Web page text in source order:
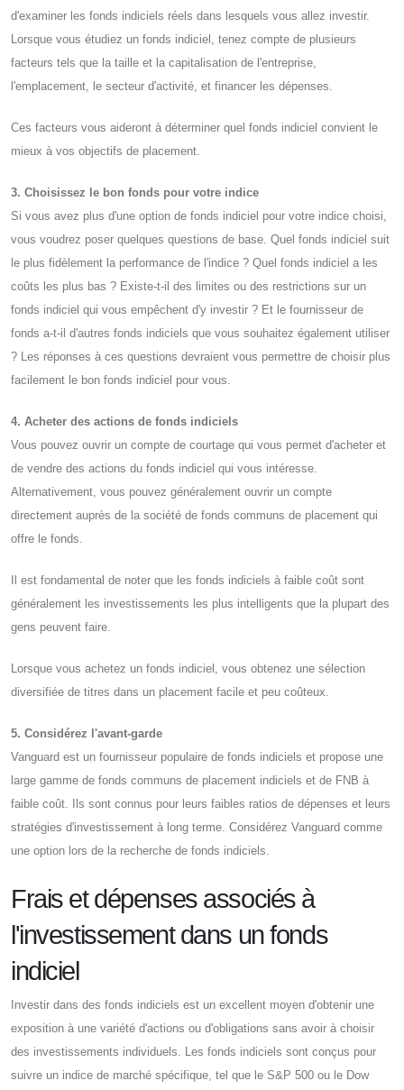
d'examiner les fonds indiciels réels dans lesquels vous allez investir.
Lorsque vous étudiez un fonds indiciel, tenez compte de plusieurs
facteurs tels que la taille et la capitalisation de l'entreprise,
l'emplacement, le secteur d'activité, et financer les dépenses.
Ces facteurs vous aideront à déterminer quel fonds indiciel convient le
mieux à vos objectifs de placement.
3. Choisissez le bon fonds pour votre indice
Si vous avez plus d'une option de fonds indiciel pour votre indice choisi,
vous voudrez poser quelques questions de base. Quel fonds indiciel suit
le plus fidèlement la performance de l'indice ? Quel fonds indiciel a les
coûts les plus bas ? Existe-t-il des limites ou des restrictions sur un
fonds indiciel qui vous empêchent d'y investir ? Et le fournisseur de
fonds a-t-il d'autres fonds indiciels que vous souhaitez également utiliser
? Les réponses à ces questions devraient vous permettre de choisir plus
facilement le bon fonds indiciel pour vous.
4. Acheter des actions de fonds indiciels
Vous pouvez ouvrir un compte de courtage qui vous permet d'acheter et
de vendre des actions du fonds indiciel qui vous intéresse.
Alternativement, vous pouvez généralement ouvrir un compte
directement auprès de la société de fonds communs de placement qui
offre le fonds.
Il est fondamental de noter que les fonds indiciels à faible coût sont
généralement les investissements les plus intelligents que la plupart des
gens peuvent faire.
Lorsque vous achetez un fonds indiciel, vous obtenez une sélection
diversifiée de titres dans un placement facile et peu coûteux.
5. Considérez l'avant-garde
Vanguard est un fournisseur populaire de fonds indiciels et propose une
large gamme de fonds communs de placement indiciels et de FNB à
faible coût. Ils sont connus pour leurs faibles ratios de dépenses et leurs
stratégies d'investissement à long terme. Considérez Vanguard comme
une option lors de la recherche de fonds indiciels.
Frais et dépenses associés à
l'investissement dans un fonds
indiciel
Investir dans des fonds indiciels est un excellent moyen d'obtenir une
exposition à une variété d'actions ou d'obligations sans avoir à choisir
des investissements individuels. Les fonds indiciels sont conçus pour
suivre un indice de marché spécifique, tel que le S&P 500 ou le Dow